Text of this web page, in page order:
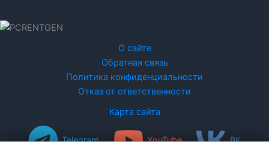
О сайте
Обратная связь
Политика конфиденциальности
Отказ от ответственности
Карта сайта